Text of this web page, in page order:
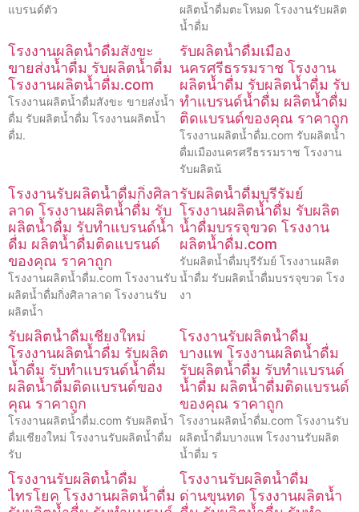
แบรนด์ตัว
ผลิตน้ำดื่มตะโหมด โรงงานรับผลิต
น้ำดื่ม
โรงงานผลิตน้ำดื่มสังขะ
ขายส่งน้ำดื่ม รับผลิตน้ำดื่ม
โรงงานผลิตน้ำดื่ม.com
โรงงานผลิตน้ำดื่มสังขะ ขายส่งน้ำ
ดื่ม รับผลิตน้ำดื่ม โรงงานผลิตน้ำ
ดื่ม.
รับผลิตน้ำดื่มเมือง
นครศรีธรรมราช โรงงาน
ผลิตน้ำดื่ม รับผลิตน้ำดื่ม รับ
ทำแบรนด์น้ำดื่ม ผลิตน้ำดื่ม
ติดแบรนด์ของคุณ ราคาถูก
โรงงานผลิตน้ำดื่ม.com รับผลิตน้ำ
ดื่มเมืองนครศรีธรรมราช โรงงาน
รับผลิตน้
โรงงานรับผลิตน้ำดื่มกิ่งศิลา
ลาด โรงงานผลิตน้ำดื่ม รับ
ผลิตน้ำดื่ม รับทำแบรนด์น้ำ
ดื่ม ผลิตน้ำดื่มติดแบรนด์
ของคุณ ราคาถูก
โรงงานผลิตน้ำดื่ม.com โรงงานรับ
ผลิตน้ำดื่มกิ่งศิลาลาด โรงงานรับ
ผลิตน้ำ
รับผลิตน้ำดื่มบุรีรัมย์
โรงงานผลิตน้ำดื่ม รับผลิต
น้ำดื่มบรรจุขวด โรงงาน
ผลิตน้ำดื่ม.com
รับผลิตน้ำดื่มบุรีรัมย์ โรงงานผลิต
น้ำดื่ม รับผลิตน้ำดื่มบรรจุขวด โรง
งา
รับผลิตน้ำดื่มเชียงใหม่
โรงงานผลิตน้ำดื่ม รับผลิต
น้ำดื่ม รับทำแบรนด์น้ำดื่ม
ผลิตน้ำดื่มติดแบรนด์ของ
คุณ ราคาถูก
โรงงานผลิตน้ำดื่ม.com รับผลิตน้ำ
ดื่มเชียงใหม่ โรงงานรับผลิตน้ำดื่ม
รับ
โรงงานรับผลิตน้ำดื่ม
บางแพ โรงงานผลิตน้ำดื่ม
รับผลิตน้ำดื่ม รับทำแบรนด์
น้ำดื่ม ผลิตน้ำดื่มติดแบรนด์
ของคุณ ราคาถูก
โรงงานผลิตน้ำดื่ม.com โรงงานรับ
ผลิตน้ำดื่มบางแพ โรงงานรับผลิต
น้ำดื่ม ร
โรงงานรับผลิตน้ำดื่ม
ไทรโยค โรงงานผลิตน้ำดื่ม
โรงงานรับผลิตน้ำดื่ม
ด่านขุนทด โรงงานผลิตน้ำ